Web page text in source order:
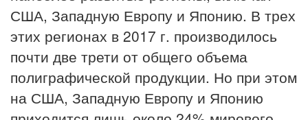
США, Западную Европу и Японию. В трех
этих регионах в 2017 г. производилось
почти две трети от общего объема
полиграфической продукции. Но при этом
на США, Западную Европу и Японию